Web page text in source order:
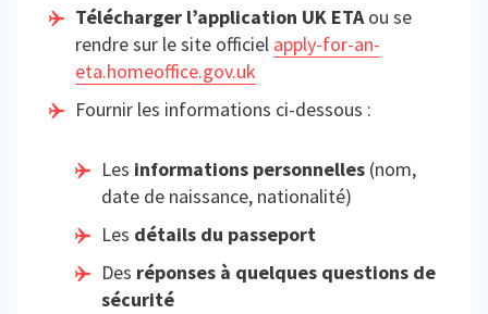
Télécharger l’application UK ETAou se
rendre sur le site officiel apply-for-an-
eta.homeoffice.gov.uk
Fournir les informations ci-dessous :
Les informations personnelles (nom,
date de naissance, nationalité)
Les détails du passeport
Des réponses à quelques questions de
sécurité